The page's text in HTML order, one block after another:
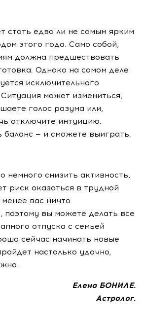
стать едва ли не самым ярким
этого года. Само собой,
должна предшествовать
Однако на самом деле
исключительного
может измениться,
голос разума или,
отключите интуицию.
баланс — и сможете выиграть.
немного снизить активность,
риск оказаться в трудной
вас ничто
поэтому вы можете делать все
отпуска с семьей
сейчас начинать новые
настолько удачно,
Елена БОНИЛЕ.
Астролог.